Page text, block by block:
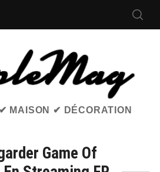
MAISON ✔ DÉCORATION
Game Of